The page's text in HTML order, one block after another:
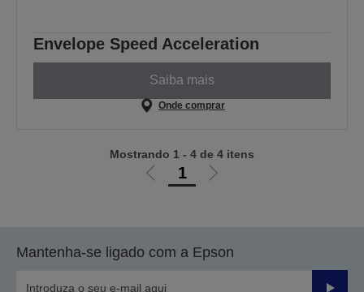
Envelope Speed Acceleration
Saiba mais
Onde comprar
Ir
anterior
1
Ir
página
Mostrando 1 - 4 de 4 itens
Mantenha-se ligado com a Epson